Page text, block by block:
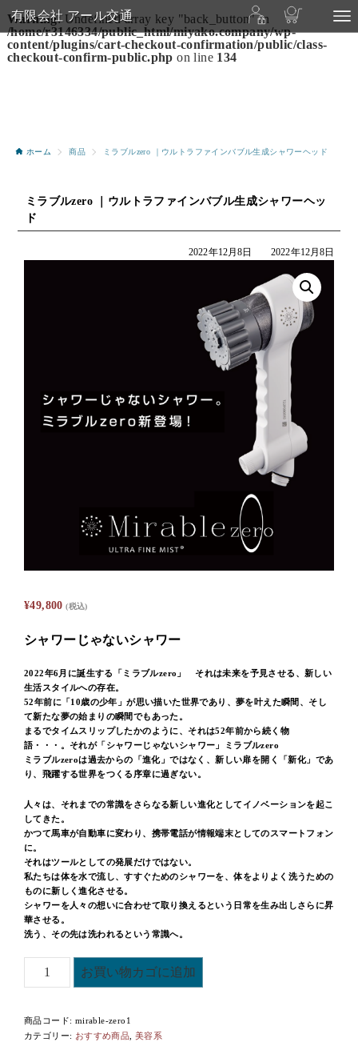
Warning: Undefined array key "back_button" in
/home/r3146334/public_html/miyako.company/wp-
content/plugins/cart-checkout-confirmation/public/class-
checkout-confirm-public.php on line 134
有限会社 アール交通
ホーム 商品 ミラブルzero ｜ウルトラファインバブル生成シャワーヘッド
ミラブルzero ｜ウルトラファインバブル生成シャワーヘッ
ド
2022年12月8日 2022年12月8日
¥49,800 (税込)
シャワーじゃないシャワー
2022年6月に誕生する「ミラブルzero」 それは未来を予見させる、新しい
生活スタイルへの存在。
52年前に「10歳の少年」が思い描いた世界であり、夢を叶えた瞬間、そし
て新たな夢の始まりの瞬間でもあった。
まるでタイムスリップしたかのように、それは52年前から続く物
語・・・。それが「シャワーじゃないシャワー」ミラブルzero
ミラブルzeroは過去からの「進化」ではなく、新しい扉を開く「新化」であ
り、飛躍する世界をつくる序章に過ぎない。
人々は、それまでの常識をさらなる新しい進化としてイノベーションを起こ
してきた。
かつて馬車が自動車に変わり、携帯電話が情報端末としてのスマートフォン
に。
それはツールとしての発展だけではない。
私たちは体を水で流し、すすぐためのシャワーを、体をよりよく洗うための
ものに新しく進化させる。
シャワーを人々の想いに合わせて取り換えるという日常を生み出しさらに昇
華させる。
洗う、その先は洗われるという常識へ。
ラ
ル
お買い物カゴに追加
商品コード: mirable-zero1
カテゴリー: おすすめ商品 美容系